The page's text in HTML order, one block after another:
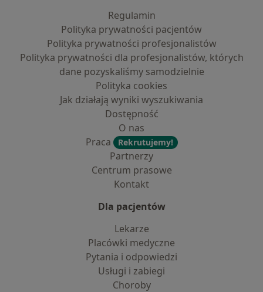
Regulamin
Polityka prywatności pacjentów
Polityka prywatności profesjonalistów
Polityka prywatności dla profesjonalistów, których
dane pozyskaliśmy samodzielnie
Polityka cookies
Jak działają wyniki wyszukiwania
Dostępność
O nas
Praca
Rekrutujemy!
Partnerzy
Centrum prasowe
Kontakt
Dla pacjentów
Lekarze
Placówki medyczne
Pytania i odpowiedzi
Usługi i zabiegi
Choroby